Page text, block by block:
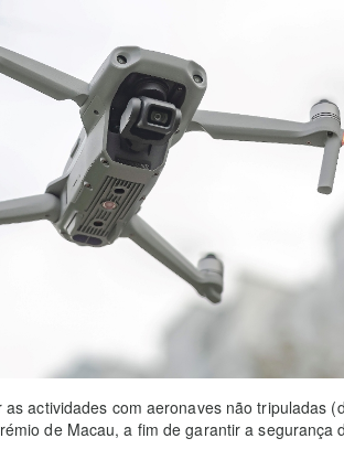
actividades com aeronaves não tripuladas
de Macau, a fim de garantir a segurança